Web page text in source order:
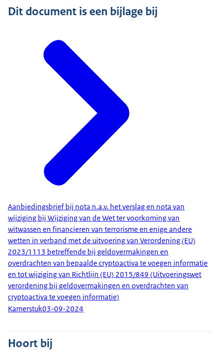
Dit document is een bijlage bij
Aanbiedingsbrief bij nota n.a.v. het verslag en nota van
wijziging bij Wijziging van de Wet ter voorkoming van
witwassen en financieren van terrorisme en enige andere
wetten in verband met de uitvoering van Verordening (EU)
2023/1113 betreffende bij geldovermakingen en
overdrachten van bepaalde cryptoactiva te voegen informatie
en tot wijziging van Richtlijn (EU) 2015/849 (Uitvoeringswet
verordening bij geldovermakingen en overdrachten van
cryptoactiva te voegen informatie)
Kamerstuk03-09-2024
Hoort bij